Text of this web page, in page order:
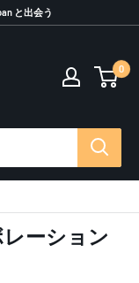
と出会う
0
レーション